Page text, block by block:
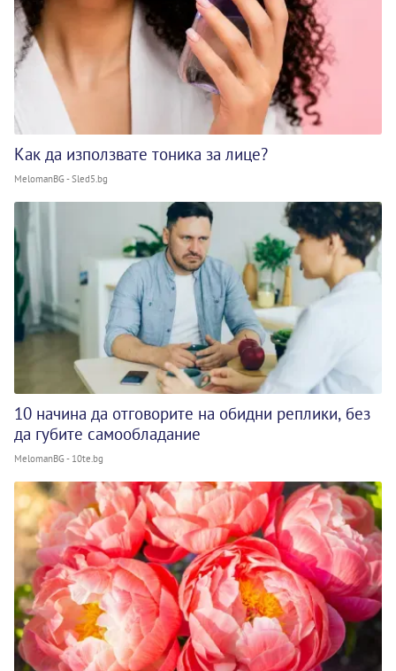
Как да използвате тоника за лице?
MelomanBG - Sled5.bg
10 начина да отговорите на обидни реплики, без
да губите самообладание
MelomanBG - 10te.bg